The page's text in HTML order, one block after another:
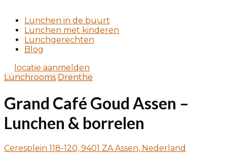
Lunchen in de buurt
Lunchen met kinderen
Lunchgerechten
Blog
locatie aanmelden
Lunchrooms Drenthe
Grand Café Goud Assen –
Lunchen & borrelen
Ceresplein 118-120, 9401 ZA Assen, Nederland